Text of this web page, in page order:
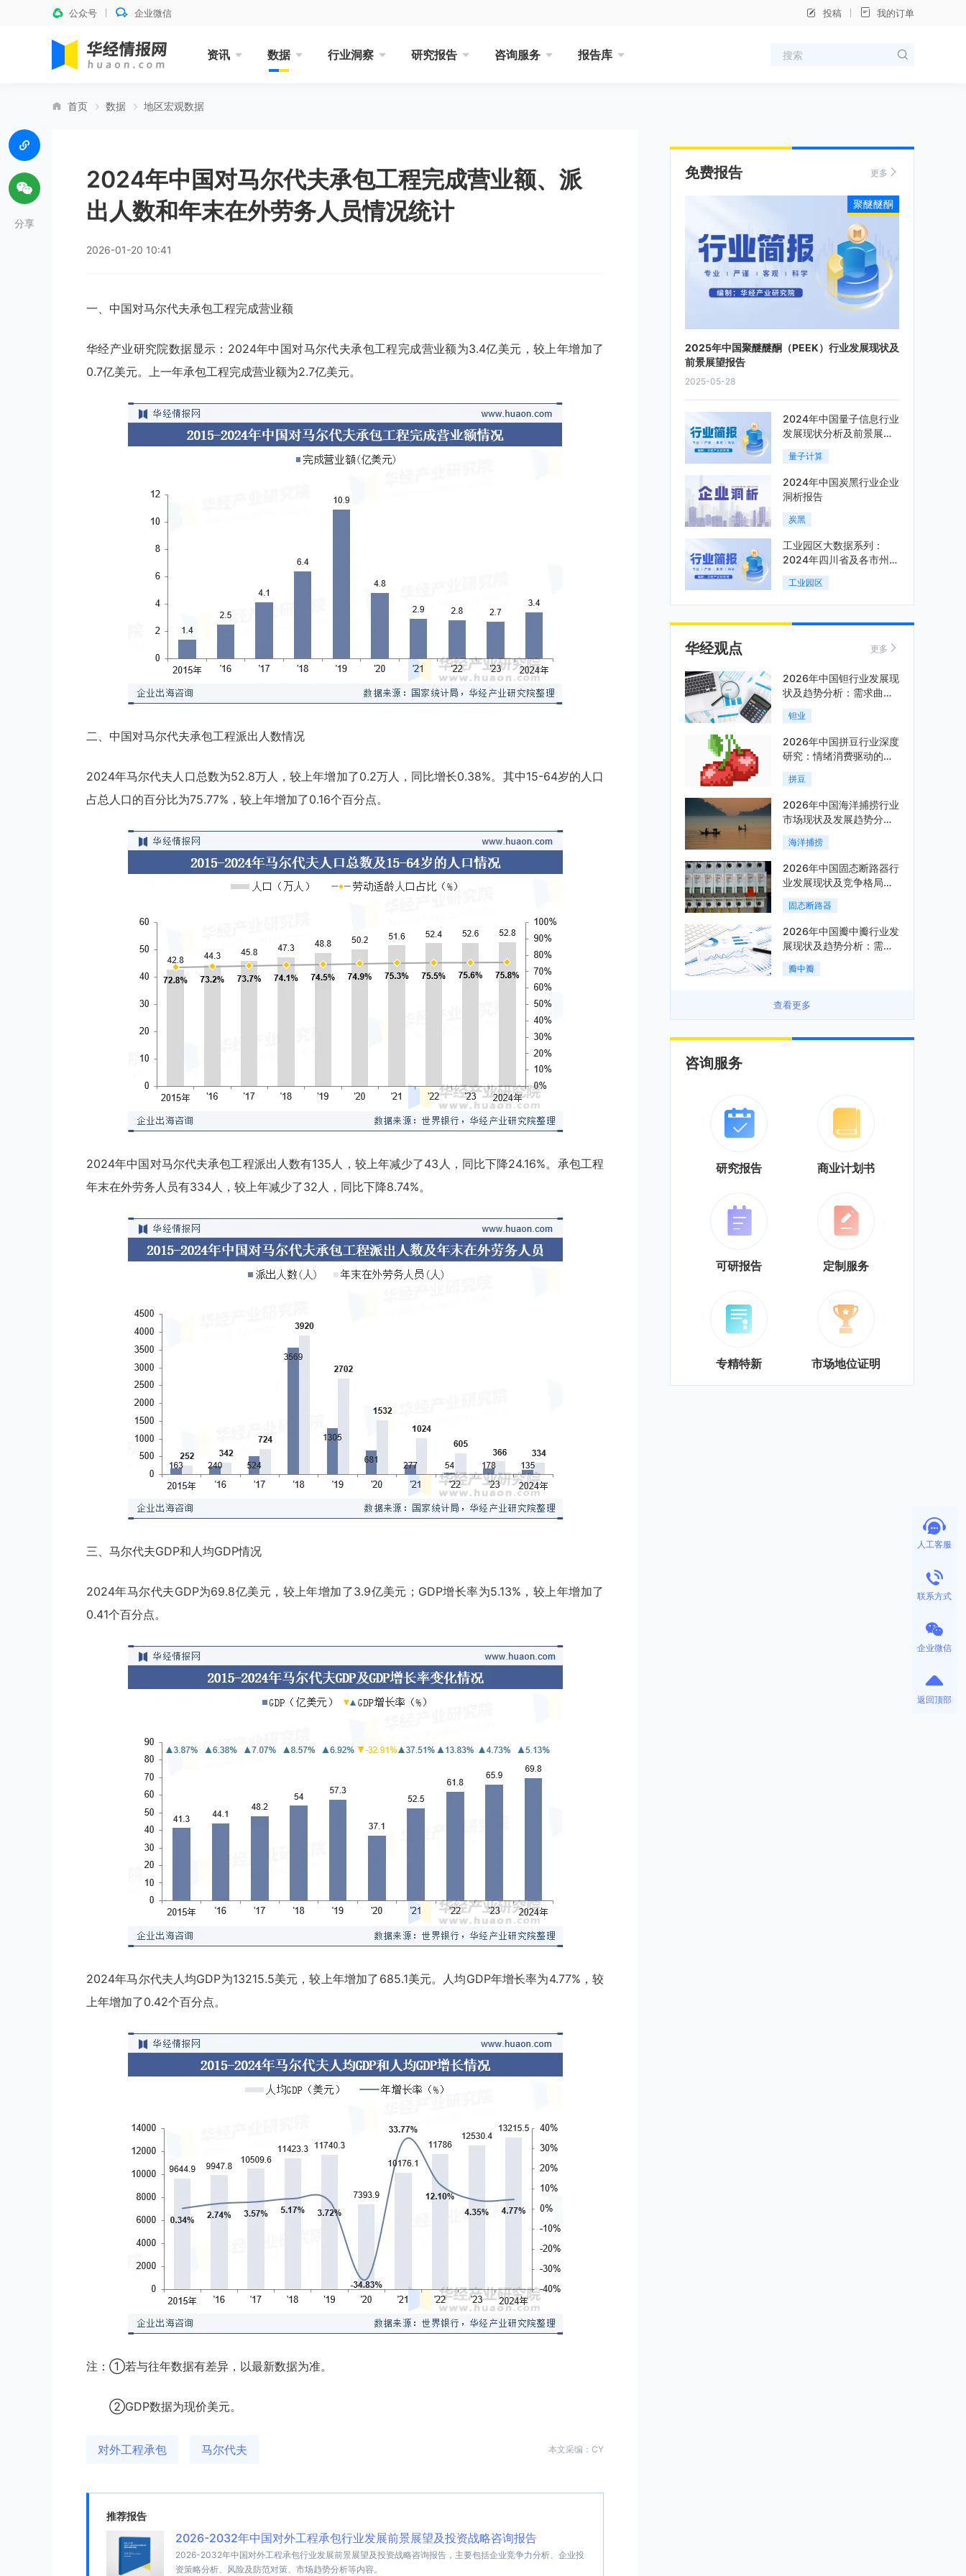
公众号 企业微信 投稿 我的订单
资讯 数据 行业洞察 研究报告 咨询服务 报告库
首页 数据 地区宏观数据
2024年中国对马尔代夫承包工程完成营业额、派
出人数和年末在外劳务人员情况统计
2026-01-20 10:41
一、中国对马尔代夫承包工程完成营业额
华经产业研究院数据显示：2024年中国对马尔代夫承包工程完成营业额为3.4亿美元，较上年增加了
0.7亿美元。上一年承包工程完成营业额为2.7亿美元。
二、中国对马尔代夫承包工程派出人数情况
2024年马尔代夫人口总数为52.8万人，较上年增加了0.2万人，同比增长0.38%。其中15-64岁的人口
占总人口的百分比为75.77%，较上年增加了0.16个百分点。
2024年中国对马尔代夫承包工程派出人数有135人，较上年减少了43人，同比下降24.16%。承包工程
年末在外劳务人员有334人，较上年减少了32人，同比下降8.74%。
三、马尔代夫GDP和人均GDP情况
2024年马尔代夫GDP为69.8亿美元，较上年增加了3.9亿美元；GDP增长率为5.13%，较上年增加了
0.41个百分点。
2024年马尔代夫人均GDP为13215.5美元，较上年增加了685.1美元。人均GDP年增长率为4.77%，较
上年增加了0.42个百分点。
注：①若与往年数据有差异，以最新数据为准。
②GDP数据为现价美元。
对外工程承包 马尔代夫 本文采编：CY
推荐报告
2026-2032年中国对外工程承包行业发展前景展望及投资战略咨询报告
2026-2032年中国对外工程承包行业发展前景展望及投资战略咨询报告，主要包括企业竞争力分析、企业投
资策略分析、风险及防范对策、市场趋势分析等内容。
分享
免费报告 更多
2025年中国聚醚醚酮（PEEK）行业发展现状及
前景展望报告
2025-05-28
聚醚醚酮
2024年中国量子信息行业
发展现状分析及前景展望
报告
量子计算
2024年中国炭黑行业企业
洞析报告
炭黑
工业园区大数据系列：
2024年四川省及各市州工
业园区全景洞析报告
工业园区
华经观点 更多
2026年中国钽行业发展现
状及趋势分析：需求曲线
陡峭与供给曲线平缓的博
弈加剧「图」
钽业
2026年中国拼豆行业深度
研究：情绪消费驱动的新
兴手工赛道「图」
拼豆
2026年中国海洋捕捞行业
市场现状及发展趋势分
析：科技赋能与智能化转
型加速「图」
海洋捕捞
2026年中国固态断路器行
业发展现状及竞争格局分
析：国际巨头领跑技术，
国内企业加速追赶「图」
固态断路器
2026年中国瓣中瓣行业发
展现状及趋势分析：需求
可持续释放，市场发展前
景良好「图」
瓣中瓣
查看更多
咨询服务
研究报告 商业计划书
可研报告 定制服务
专精特新 市场地位证明
人工客服
联系方式
企业微信
返回顶部